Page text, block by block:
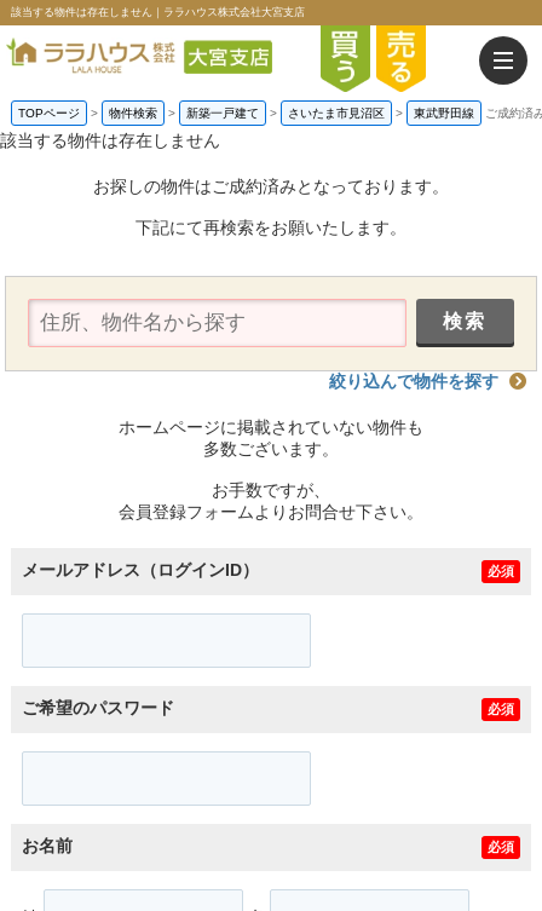
該当する物件は存在しません｜ララハウス株式会社大宮支店
TOPページ > 物件検索 > 新築一戸建て > さいたま市見沼区 > 東武野田線 ご成約済
該当する物件は存在しません
お探しの物件はご成約済みとなっております。
下記にて再検索をお願いたします。
絞り込んで物件を探す
ホームページに掲載されていない物件も
多数ございます。
お手数ですが、
会員登録フォームよりお問合せ下さい。
メールアドレス（ログインID） 必須
ご希望のパスワード 必須
お名前 必須